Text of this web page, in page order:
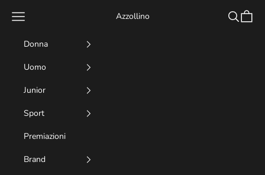
Azzollino
Menù Cerca
Donna
Uomo
Junior
Sport
Premiazioni
Brand